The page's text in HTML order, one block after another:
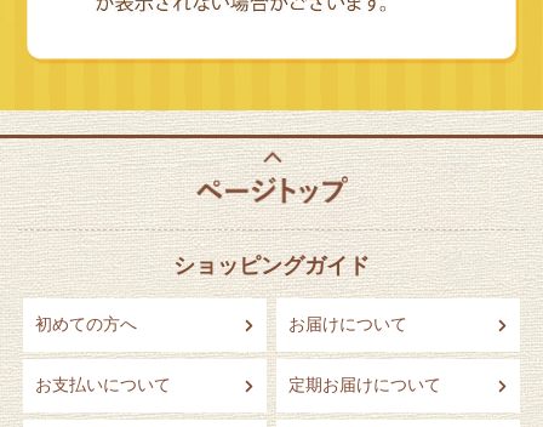
ショッピングガイド
初めての方へ お届けについて
お支払いについて 定期お届けについて